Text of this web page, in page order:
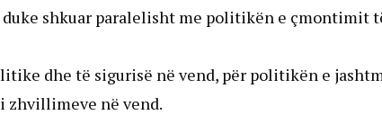
shkuar paralelisht me politikën e çmontimit
dhe të sigurisë në vend, për politikën e
zhvillimeve në vend.